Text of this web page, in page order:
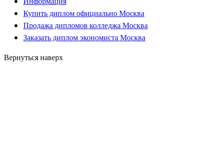
Купить диплом официально Москва
Продажа дипломов колледжа Москва
Заказать диплом экономиста Москва
Вернуться наверх